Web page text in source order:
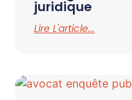
juridique
Lire L'article...